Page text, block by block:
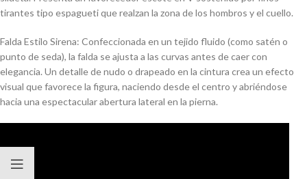
tirantes tipo espagueti que realzan la zona de los hombros y el cuello.
Falda Estilo Sirena: Confeccionada en un tejido fluido (como satén o
punto de seda), la falda se ajusta a las curvas antes de caer con
elegancia. Un detalle de nudo o drapeado en la cintura crea un efecto
visual que favorece la figura, naciendo desde el centro y abriéndose
hacia una espectacular abertura lateral en la pierna.